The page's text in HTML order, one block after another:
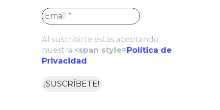
Al suscribirte estás aceptando
nuestra <span style=Política de
Privacidad